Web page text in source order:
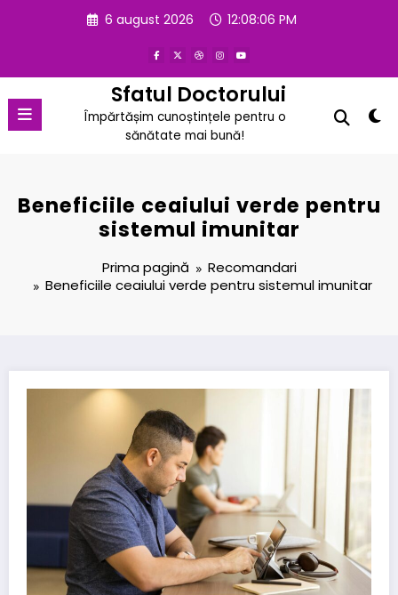
6 august 2026 12:08:06 PM
Sfatul Doctorului
Împărtășim cunoștințele pentru o
sănătate mai bună!
Beneficiile ceaiului verde pentru
sistemul imunitar
Prima pagină
Recomandari
Beneficiile ceaiului verde pentru sistemul imunitar